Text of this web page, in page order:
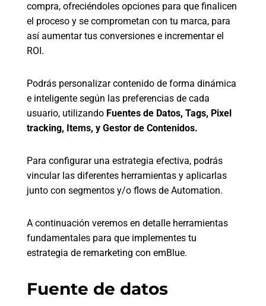
compra, ofreciéndoles opciones para que finalicen
el proceso y se comprometan con tu marca, para
así aumentar tus conversiones e incrementar el
ROI.
Podrás personalizar contenido de forma dinámica
e inteligente según las preferencias de cada
usuario, utilizando Fuentes de Datos, Tags, Pixel
tracking, Items, y Gestor de Contenidos.
Para configurar una estrategia efectiva, podrás
vincular las diferentes herramientas y aplicarlas
junto con segmentos y/o flows de Automation.
A continuación veremos en detalle herramientas
fundamentales para que implementes tu
estrategia de remarketing con emBlue.
Fuente de datos